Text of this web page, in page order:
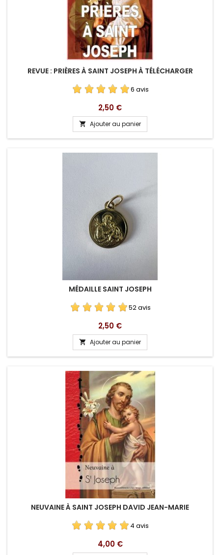
REVUE : PRIÈRES À SAINT JOSEPH À TÉLÉCHARGER
6 avis
Prix
2,50 €
 Ajouter au panier
MÉDAILLE SAINT JOSEPH
52 avis
Prix
2,50 €
 Ajouter au panier
NEUVAINE À SAINT JOSEPH DAVID JEAN-MARIE
4 avis
Prix
4,00 €